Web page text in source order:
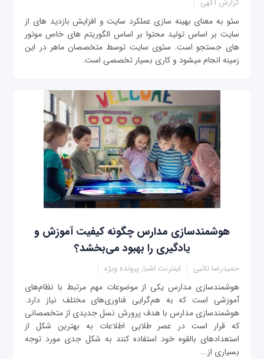
سئو به معنای بهینه سازی عملکرد سایت و افزایش بازدید های از
سایت بر اساس تولید محتوا بر اساس الگوریتم های خاص موتور
های جستجو است. سئوی سایت توسط متخصصان ماهر در این
زمینه انجام میشود و کاری بسیار تخصصی است.
هوشمندسازی مدارس چگونه کیفیت آموزش و
یادگیری را بهبود می‌بخشد؟
حمیدرضا تائبی اینترنت اشیا, پرونده ویژه
هوشمندسازی مدارس یکی از موضوعات مهم مرتبط با نظام‌های
آموزشی است که به هم‌گرایی فناوری‌های مختلف نیاز دارد.
هوشمندسازی مدارس با هدف پرورش نسل جدیدی از متخصصانی
که قرار است در عصر طلایی اطلاعات به بهترین شکل از
استعدادهای بالقوه خود استفاده کنند به شکل جدی مورد توجه
بسیاری از...